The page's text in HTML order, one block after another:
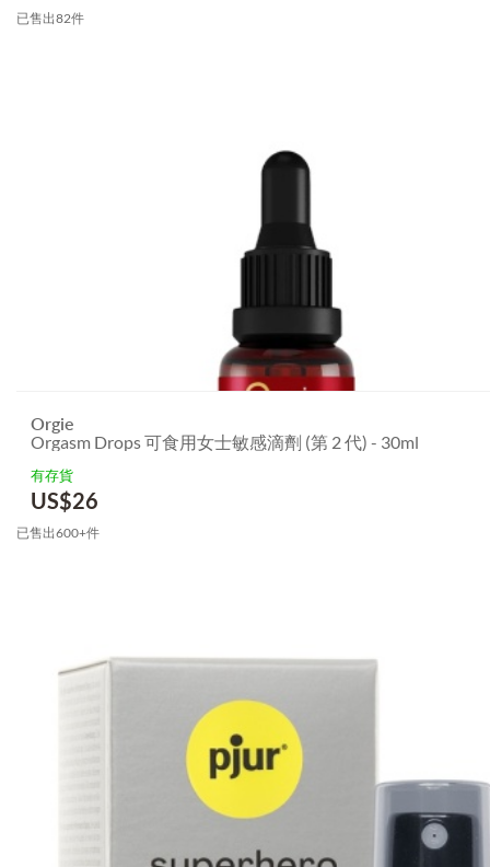
已售出82件
Orgie
Orgasm Drops 可食用女士敏感滴劑 (第 2 代) - 30ml
有存貨
US$26
已售出600+件